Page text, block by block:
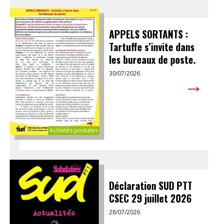
Activités postales
APPELS SORTANTS :
Tartuffe s’invite dans
les bureaux de poste.
30/07/2026 →
Déclaration SUD PTT
CSEC 29 juillet 2026
28/07/2026